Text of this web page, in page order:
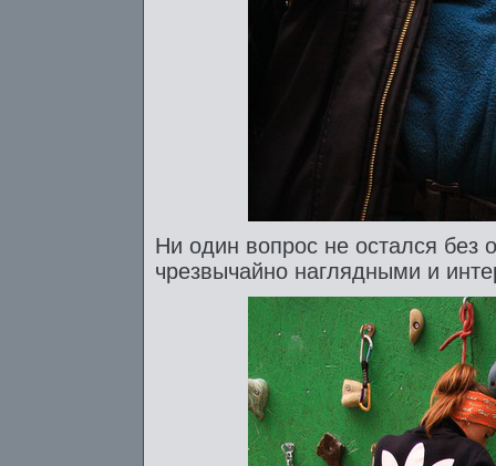
Ни один вопрос не остался без
чрезвычайно наглядными и